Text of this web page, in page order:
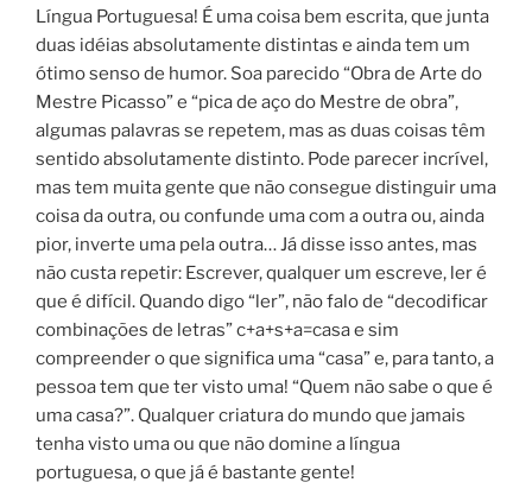
Língua Portuguesa! É uma coisa bem escrita, que junta
duas idéias absolutamente distintas e ainda tem um
ótimo senso de humor. Soa parecido “Obra de Arte do
Mestre Picasso” e “pica de aço do Mestre de obra”,
algumas palavras se repetem, mas as duas coisas têm
sentido absolutamente distinto. Pode parecer incrível,
mas tem muita gente que não consegue distinguir uma
coisa da outra, ou confunde uma com a outra ou, ainda
pior, inverte uma pela outra… Já disse isso antes, mas
não custa repetir: Escrever, qualquer um escreve, ler é
que é difícil. Quando digo “ler”, não falo de “decodificar
combinações de letras” c+a+s+a=casa e sim
compreender o que significa uma “casa” e, para tanto, a
pessoa tem que ter visto uma! “Quem não sabe o que é
uma casa?”. Qualquer criatura do mundo que jamais
tenha visto uma ou que não domine a língua
portuguesa, o que já é bastante gente!